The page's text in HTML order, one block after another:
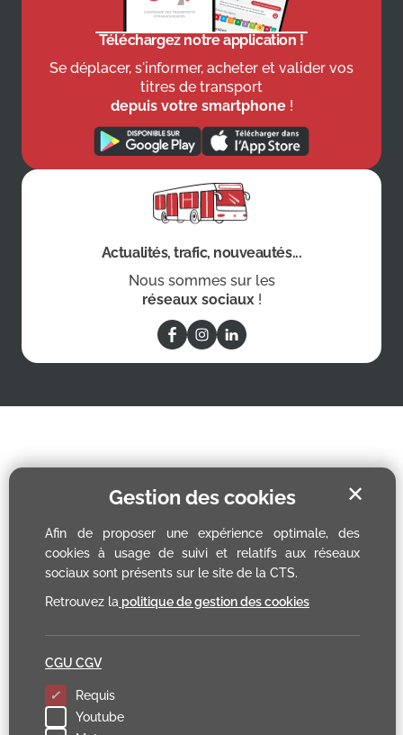
Gestion des cookies
Afin de proposer une expérience optimale, des
cookies à usage de suivi et relatifs aux réseaux
sociaux sont présents sur le site de la CTS.
Retrouvez la politique de gestion des cookies
Requis
Youtube
✕
CGU CGV
Téléchargez notre application !
Se déplacer, s'informer, acheter et valider vos
titres de transport
depuis votre smartphone !
Actualités, trafic, nouveautés...
Nous sommes sur les
réseaux sociaux !